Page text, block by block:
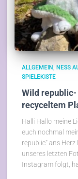
ALLGEMEIN NESS
SPIELEKISTE
Wild republic-
recyceltem
Halli Hallo meine
euch nochmal
republic“ ans
unseres letzten
Instagram folgt,